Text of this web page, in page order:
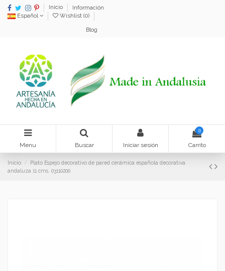
Inicio
Información
Español
Wishlist (0)
Blog
Menu Buscar Iniciar sesión
0
Carrito
Inicio
Plato Espejo decorativo de pared cerámica española decorativa
andaluza 11 cms. 03110200